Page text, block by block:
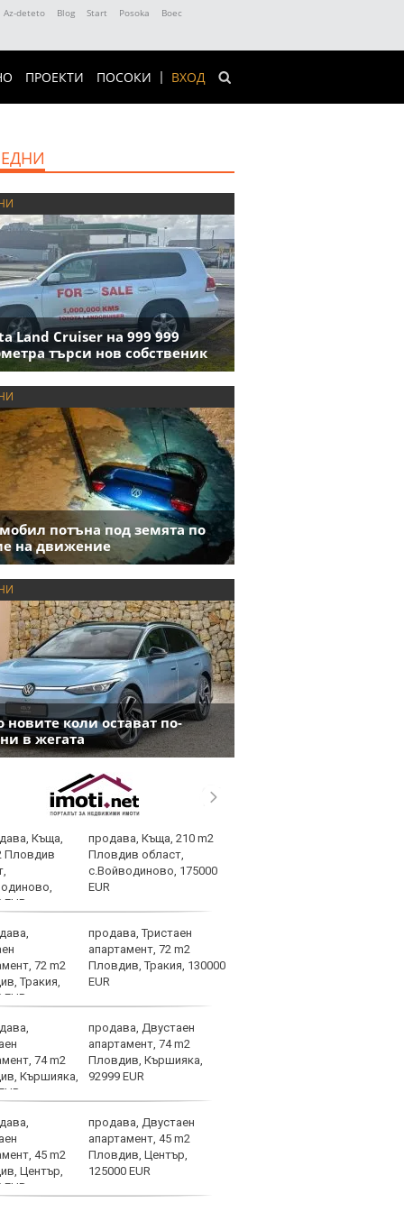
Az-deteto Blog Start Posoka
Boec
ВХОД
ПРОЕКТИ ПОСОКИ
Land Cruiser на 999 999
търси нов собственик
потъна под земята по
на движение
новите коли остават по-
в жегата
продава, Къща, 210 m2
Пловдив област,
с.Войводиново, 175000
EUR
продава, Тристаен
апартамент, 72 m2
Пловдив, Тракия, 130000
EUR
продава, Двустаен
апартамент, 74 m2
Пловдив, Кършияка,
92999 EUR
продава, Двустаен
апартамент, 45 m2
Пловдив, Център,
125000 EUR